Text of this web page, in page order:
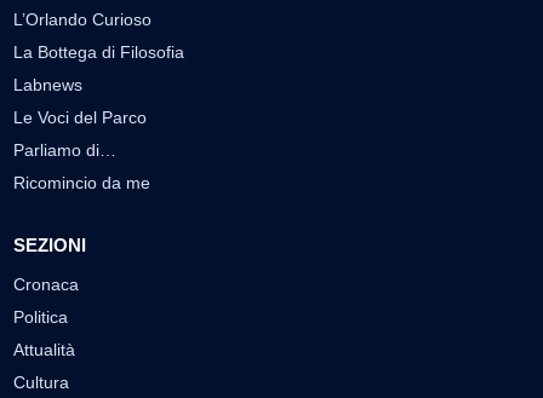
L’Orlando Curioso
La Bottega di Filosofia
Labnews
Le Voci del Parco
Parliamo di…
Ricomincio da me
SEZIONI
Cronaca
Politica
Attualità
Cultura